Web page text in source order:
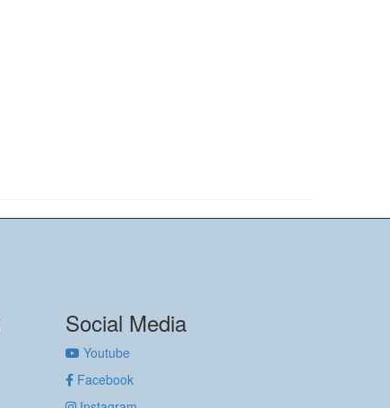
Social Media
Youtube
Facebook